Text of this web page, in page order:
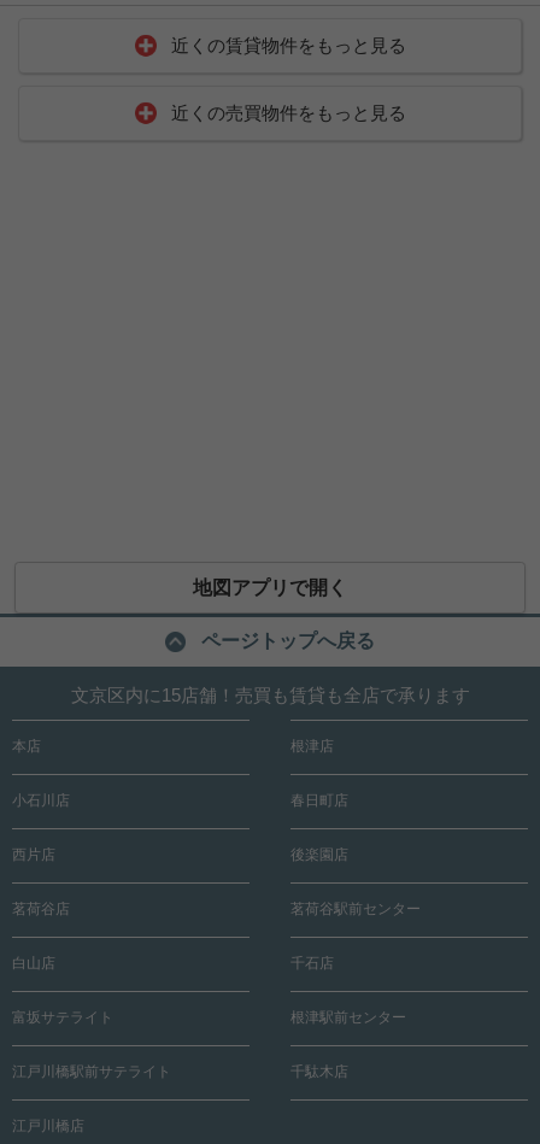
近くの賃貸物件をもっと見る
近くの売買物件をもっと見る
地図アプリで開く
ページトップへ戻る
文京区内に15店舗！売買も賃貸も全店で承ります
本店 根津店
小石川店 春日町店
西片店 後楽園店
茗荷谷店 茗荷谷駅前センター
白山店 千石店
富坂サテライト 根津駅前センター
江戸川橋駅前サテライト 千駄木店
江戸川橋店